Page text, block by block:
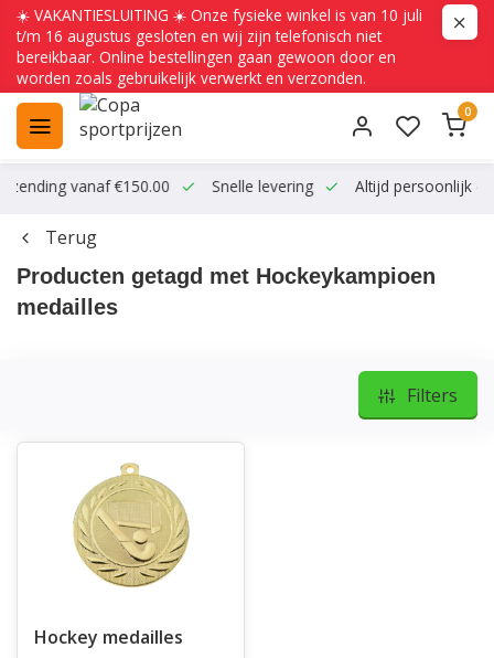
☀️ VAKANTIESLUITING ☀️ Onze fysieke winkel is van 10 juli
t/m 16 augustus gesloten en wij zijn telefonisch niet
bereikbaar. Online bestellingen gaan gewoon door en
worden zoals gebruikelijk verwerkt en verzonden.
0
vanaf €150.00 Snelle levering Altijd persoonlijk
Terug
Producten getagd met Hockeykampioen
medailles
Filters
Hockey medailles